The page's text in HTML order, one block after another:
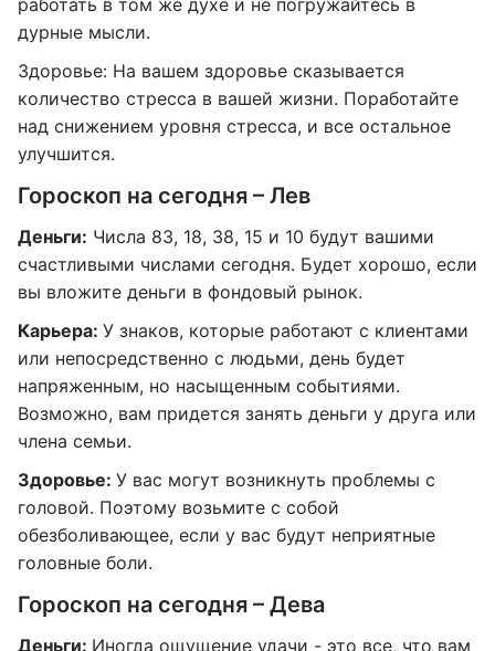
работать в том же духе и не погружайтесь в
дурные мысли.
Здоровье: На вашем здоровье сказывается
количество стресса в вашей жизни. Поработайте
над снижением уровня стресса, и все остальное
улучшится.
Гороскоп на сегодня – Лев
Деньги: Числа 83, 18, 38, 15 и 10 будут вашими
счастливыми числами сегодня. Будет хорошо, если
вы вложите деньги в фондовый рынок.
Карьера: У знаков, которые работают с клиентами
или непосредственно с людьми, день будет
напряженным, но насыщенным событиями.
Возможно, вам придется занять деньги у друга или
члена семьи.
Здоровье: У вас могут возникнуть проблемы с
головой. Поэтому возьмите с собой
обезболивающее, если у вас будут неприятные
головные боли.
Гороскоп на сегодня – Дева
Деньги: Иногда ощущение удачи - это все, что вам